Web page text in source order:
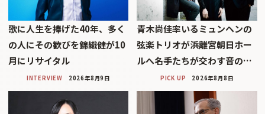
歌に人生を捧げた40年、多く
の人にその歓びを錦織健が10
月にリサイタル
INTERVIEW 2026年8月9日
青木尚佳率いるミュンヘンの
弦楽トリオが浜離宮朝日ホー
ルへ――名手たちが交わす音の…
PICK UP 2026年8月8日